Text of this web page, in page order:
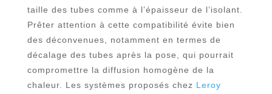
taille des tubes comme à l’épaisseur de l’isolant.
Prêter attention à cette compatibilité évite bien
des déconvenues, notamment en termes de
décalage des tubes après la pose, qui pourrait
compromettre la diffusion homogène de la
chaleur. Les systèmes proposés chez Leroy